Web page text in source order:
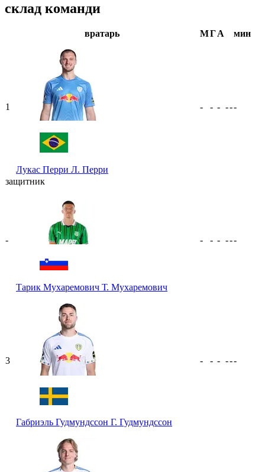
склад команди
вратарь МГА мин
1
Лукас Перри Л. Перри
- - - ---
защитник
-
Тарик Мухаремович Т. Мухаремович
- - - ---
3
Габриэль Гудмундссон Г. Гудмундссон
- - - ---